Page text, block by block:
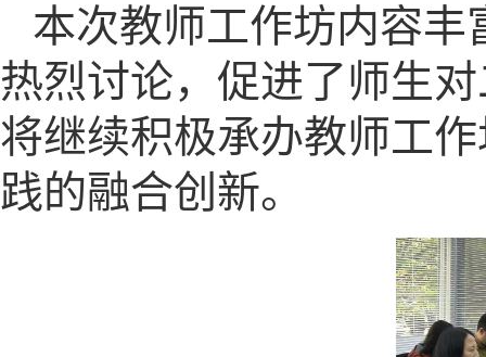
本次教师工作坊内容
热烈讨论，促进了师生
将继续积极承办教师工
践的融合创新。